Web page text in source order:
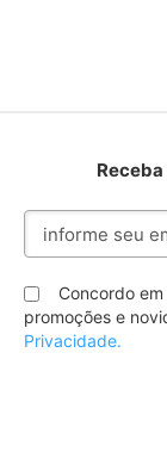
Inscreva-
nossa
Newsletter:
Concordo
promoções e
Privacidade.